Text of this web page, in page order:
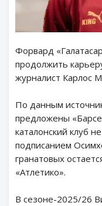
Форвард
продолжить
журналист Карлос
По данным
предложены
каталонский клуб
подписанием
гранатовых
«Атлетико».
В сезоне-2025/26